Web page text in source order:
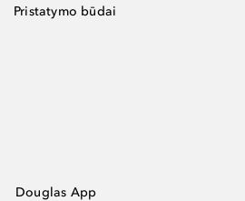
Pristatymo būdai
Douglas App